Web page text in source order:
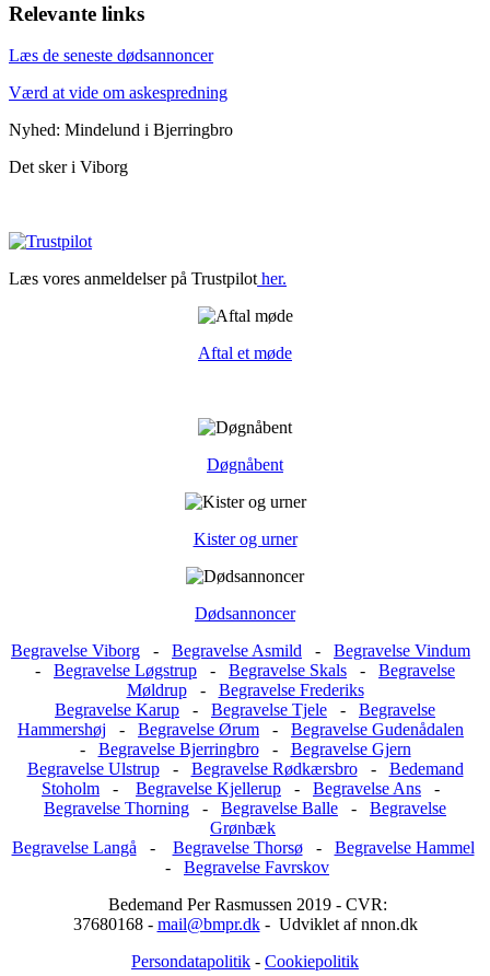
Relevante links
Læs de seneste dødsannoncer
Værd at vide om askespredning
Nyhed: Mindelund i Bjerringbro
Det sker i Viborg
Læs vores anmeldelser på Trustpilot her.
Aftal et møde
Døgnåbent
Kister og urner
Dødsannoncer
Begravelse Viborg - Begravelse Asmild - Begravelse Vindum
- Begravelse Løgstrup - Begravelse Skals - Begravelse
Møldrup- Begravelse Frederiks
Begravelse Karup - Begravelse Tjele - Begravelse
Hammershøj - Begravelse Ørum - Begravelse Gudenådalen
- Begravelse Bjerringbro- Begravelse Gjern
Begravelse Ulstrup- Begravelse Rødkærsbro- Bedemand
Stoholm - Begravelse Kjellerup - Begravelse Ans -
Begravelse Thorning - Begravelse Balle - Begravelse
Grønbæk
Begravelse Langå - Begravelse Thorsø- Begravelse Hammel
- Begravelse Favrskov
Bedemand Per Rasmussen 2019 - CVR:
37680168 - mail@bmpr.dk- Udviklet af nnon.dk
Persondatapolitik - Cookiepolitik